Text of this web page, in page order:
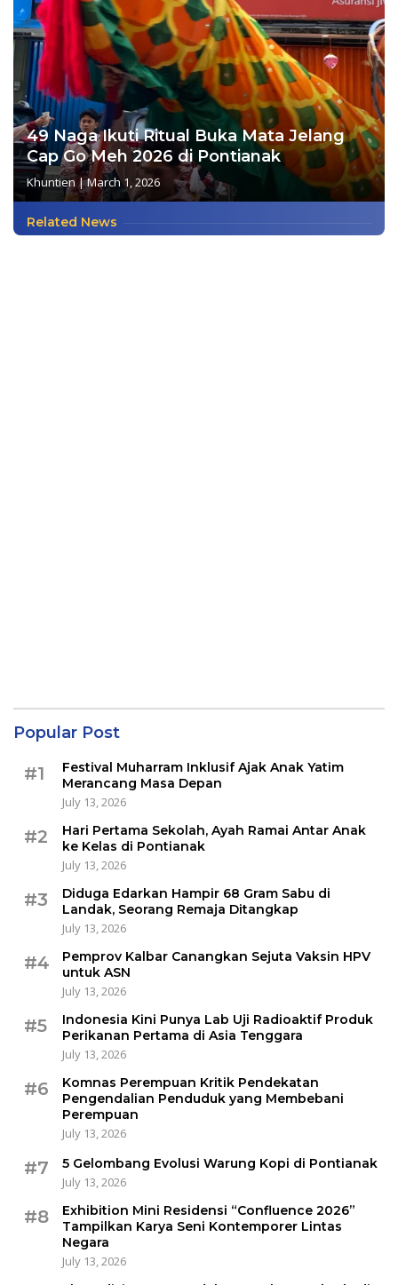
49 Naga Ikuti Ritual Buka Mata Jelang
Cap Go Meh 2026 di Pontianak
Khuntien|March 1, 2026
Related News
Popular Post
#1
Festival Muharram Inklusif Ajak Anak Yatim
Merancang Masa Depan
July 13, 2026
#2
Hari Pertama Sekolah, Ayah Ramai Antar Anak
ke Kelas di Pontianak
July 13, 2026
#3
Diduga Edarkan Hampir 68 Gram Sabu di
Landak, Seorang Remaja Ditangkap
July 13, 2026
#4
Pemprov Kalbar Canangkan Sejuta Vaksin HPV
untuk ASN
July 13, 2026
#5
Indonesia Kini Punya Lab Uji Radioaktif Produk
Perikanan Pertama di Asia Tenggara
July 13, 2026
#6
Komnas Perempuan Kritik Pendekatan
Pengendalian Penduduk yang Membebani
Perempuan
July 13, 2026
#7
5 Gelombang Evolusi Warung Kopi di Pontianak
July 13, 2026
#8
Exhibition Mini Residensi “Confluence 2026”
Tampilkan Karya Seni Kontemporer Lintas
Negara
July 13, 2026